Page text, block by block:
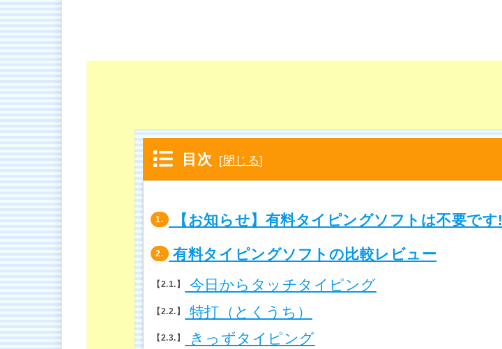
目次 [閉じる]
1. 【お知らせ】有料タイピングソフトは不要です!
2. 有料タイピングソフトの比較レビュー
2.1. 今日からタッチタイピング
2.2. 特打（とくうち）
2.3. きっずタイピング